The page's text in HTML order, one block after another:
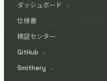
ダッシュボード ↗
仕様書
検証センター
GitHub
↗
Smithery ↗